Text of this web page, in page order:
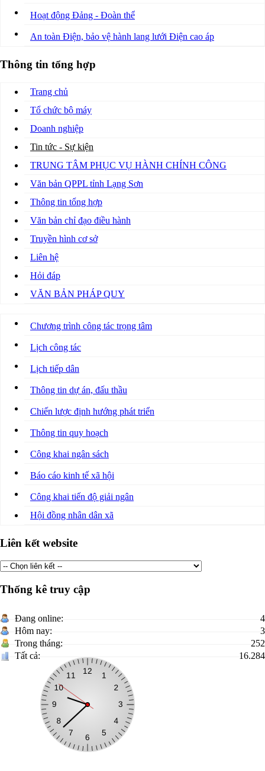
Hoạt động Đảng - Đoàn thể
An toàn Điện, bảo vệ hành lang lưới Điện cao áp
Thông tin tổng hợp
Trang chủ
Tổ chức bộ máy
Doanh nghiệp
Tin tức - Sự kiện
TRUNG TÂM PHỤC VỤ HÀNH CHÍNH CÔNG
Văn bản QPPL tỉnh Lạng Sơn
Thông tin tổng hợp
Văn bản chỉ đạo điều hành
Truyền hình cơ sở
Liên hệ
Hỏi đáp
VĂN BẢN PHÁP QUY
Chương trình công tác trọng tâm
Lịch công tác
Lịch tiếp dân
Thông tin dự án, đấu thầu
Chiến lược định hướng phát triển
Thông tin quy hoạch
Công khai ngân sách
Báo cáo kinh tế xã hội
Công khai tiến độ giải ngân
Hội đồng nhân dân xã
Liên kết website
Thống kê truy cập
Đang online:
4
Hôm nay:
3
Trong tháng:
252
Tất cả:
16.284